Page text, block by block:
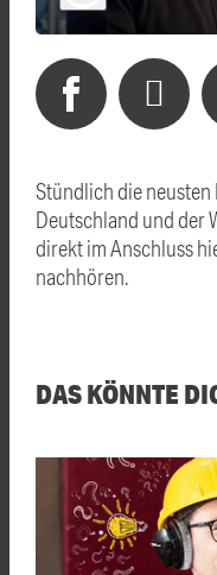
Stündlich die
Deutschland und der
direkt im Anschluss
nachhören.
DAS KÖNNTE